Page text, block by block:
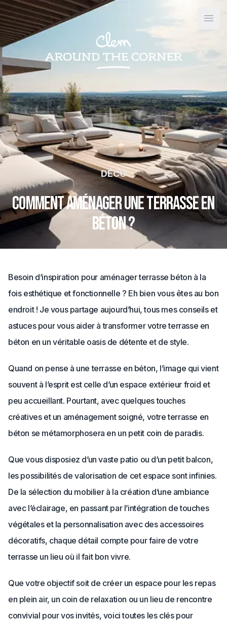
DÉCO
Comment aménager une terrasse en
béton ?
Besoin d’inspiration pour aménager terrasse béton à la
fois esthétique et fonctionnelle ? Eh bien vous êtes au bon
endroit ! Je vous partage aujourd’hui, tous mes conseils et
astuces pour vous aider à transformer votre terrasse en
béton en un véritable oasis de détente et de style.
Quand on pense à une terrasse en béton, l’image qui vient
souvent à l’esprit est celle d’un espace extérieur froid et
peu accueillant. Pourtant, avec quelques touches
créatives et un aménagement soigné, votre terrasse en
béton se métamorphosera en un petit coin de paradis.
Que vous disposiez d’un vaste patio ou d’un petit balcon,
les possibilités de valorisation de cet espace sont infinies.
De la sélection du mobilier à la création d’une ambiance
avec l’éclairage, en passant par l’intégration de touches
végétales et la personnalisation avec des accessoires
décoratifs, chaque détail compte pour faire de votre
terrasse un lieu où il fait bon vivre.
Que votre objectif soit de créer un espace pour les repas
en plein air, un coin de relaxation ou un lieu de rencontre
convivial pour vos invités, voici toutes les clés pour